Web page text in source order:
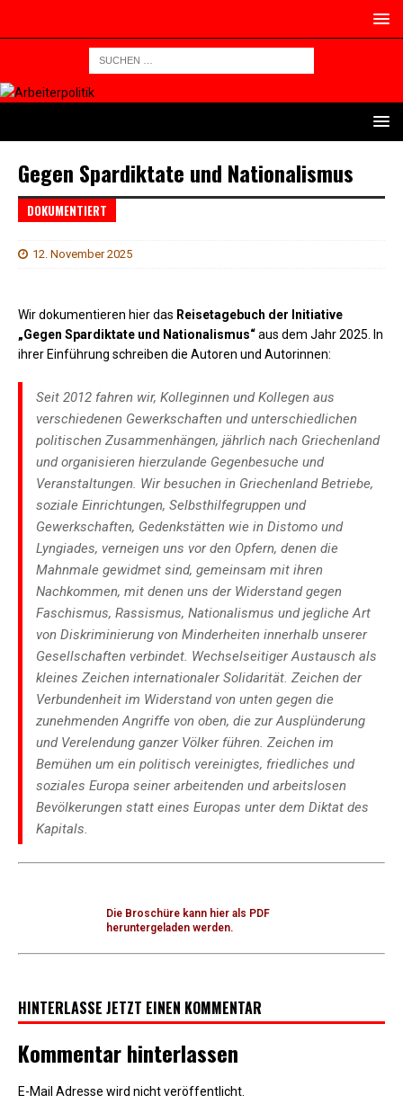
Gegen Spardiktate und Nationalismus
DOKUMENTIERT
12. November 2025
Wir dokumentieren hier das Reisetagebuch der Initiative
„Gegen Spardiktate und Nationalismus“aus dem Jahr 2025. In
ihrer Einführung schreiben die Autoren und Autorinnen:
Seit 2012 fahren wir, Kolleginnen und Kollegen aus
verschiedenen Gewerkschaften und unterschiedlichen
politischen Zusammenhängen, jährlich nach Griechenland
und organisieren hierzulande Gegenbesuche und
Veranstaltungen. Wir besuchen in Griechenland Betriebe,
soziale Einrichtungen, Selbsthilfegruppen und
Gewerkschaften, Gedenkstätten wie in Distomo und
Lyngiades, verneigen uns vor den Opfern, denen die
Mahnmale gewidmet sind, gemeinsam mit ihren
Nachkommen, mit denen uns der Widerstand gegen
Faschismus, Rassismus, Nationalismus und jegliche Art
von Diskriminierung von Minderheiten innerhalb unserer
Gesellschaften verbindet. Wechselseitiger Austausch als
kleines Zeichen internationaler Solidarität. Zeichen der
Verbundenheit im Widerstand von unten gegen die
zunehmenden Angriffe von oben, die zur Ausplünderung
und Verelendung ganzer Völker führen. Zeichen im
Bemühen um ein politisch vereinigtes, friedliches und
soziales Europa seiner arbeitenden und arbeitslosen
Bevölkerungen statt eines Europas unter dem Diktat des
Kapitals.
Die Broschüre kann hier als PDF
heruntergeladen werden.
HINTERLASSE JETZT EINEN KOMMENTAR
Kommentar hinterlassen
E-Mail Adresse wird nicht veröffentlicht.